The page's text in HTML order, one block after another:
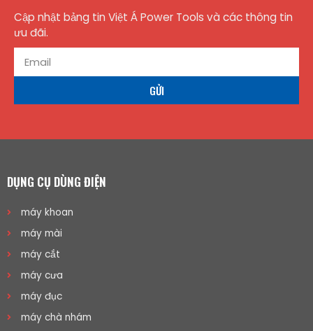
Cập nhật bảng tin Việt Á Power Tools và các thông tin
ưu đãi.
GỬI
DỤNG CỤ DÙNG ĐIỆN
máy khoan
máy mài
máy cắt
máy cưa
máy đục
máy chà nhám